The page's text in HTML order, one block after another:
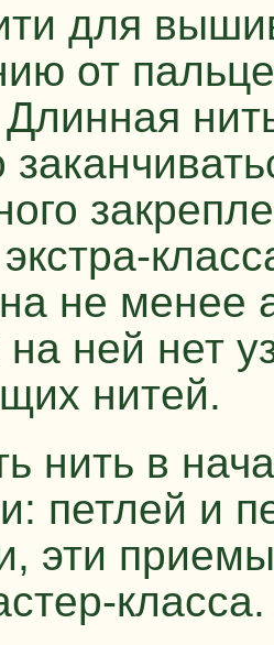
для
от
не менее
ней нет
нитей.
нить в
петлей и
эти
класса.